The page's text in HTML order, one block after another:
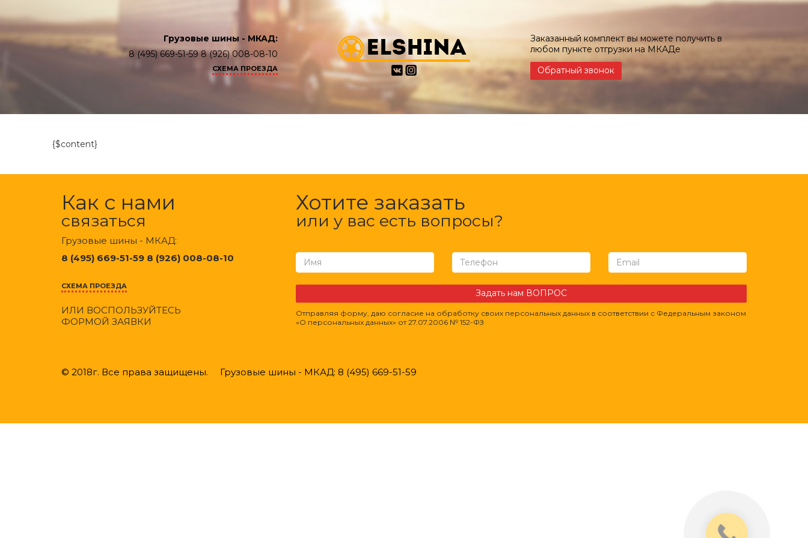
Грузовые шины - МКАД:
8 (495) 669-51-59 8 (926) 008-08-10
СХЕМА ПРОЕЗДА
Заказанный комплект вы можете получить в
любом пункте отгрузки на МКАДе
Обратный звонок
{$content}
Как с нами
связаться
Грузовые шины - МКАД:
8 (495) 669-51-59 8 (926) 008-08-10
СХЕМА ПРОЕЗДА
ИЛИ ВОСПОЛЬЗУЙТЕСЬ
ФОРМОЙ ЗАЯВКИ
Хотите заказать
или у вас есть вопросы?
Задать нам ВОПРОС
Отправляя форму, даю согласие на обработку своих персональных данных в соответствии с Федеральным законом
«О персональных данных» от 27.07.2006 № 152-ФЗ
© 2018г. Все права защищены. Грузовые шины - МКАД: 8 (495) 669-51-59